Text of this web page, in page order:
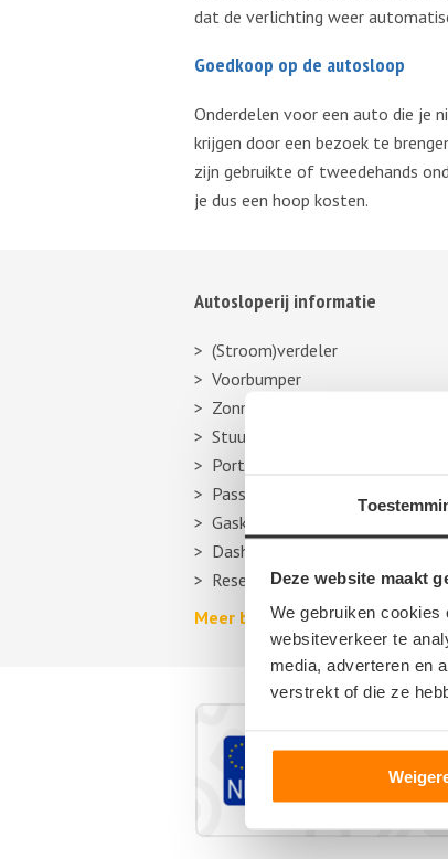
Deze website maakt
We gebruiken
websiteverkeer te
media, adverteren en
verstrekt of die ze
dat de verlichting weer
Goedkoop op de autosloop
Onderdelen voor een auto die je
krijgen door een bezoek te
zijn gebruikte of tweedehands
je dus een hoop kosten.
Autosloperij informatie
(Stroom)verdeler
Voorbumper
Zonneklep
Stuurhuishoes
Portier
Passagiersstoel
Gasklep
Dashboard
Reservewiel, reserveband of
Meer berichten over